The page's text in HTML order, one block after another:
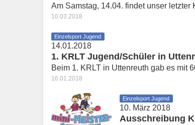
Am Samstag, 14.04. findet unser letzter
10.03.2018
Einzelsport Jugend
14.01.2018
1. KRLT Jugend/Schüler in
Beim 1. KRLT in Uttenreuth gab es mit
16.01.2018
Einzelsport Jugend
10. März 2018
Ausschreibung